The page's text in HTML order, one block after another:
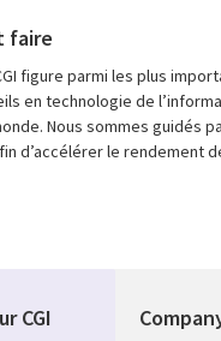
faire
figure parmi les plus
en technologie de
Nous sommes guidés
d’accélérer le rendement
CGI